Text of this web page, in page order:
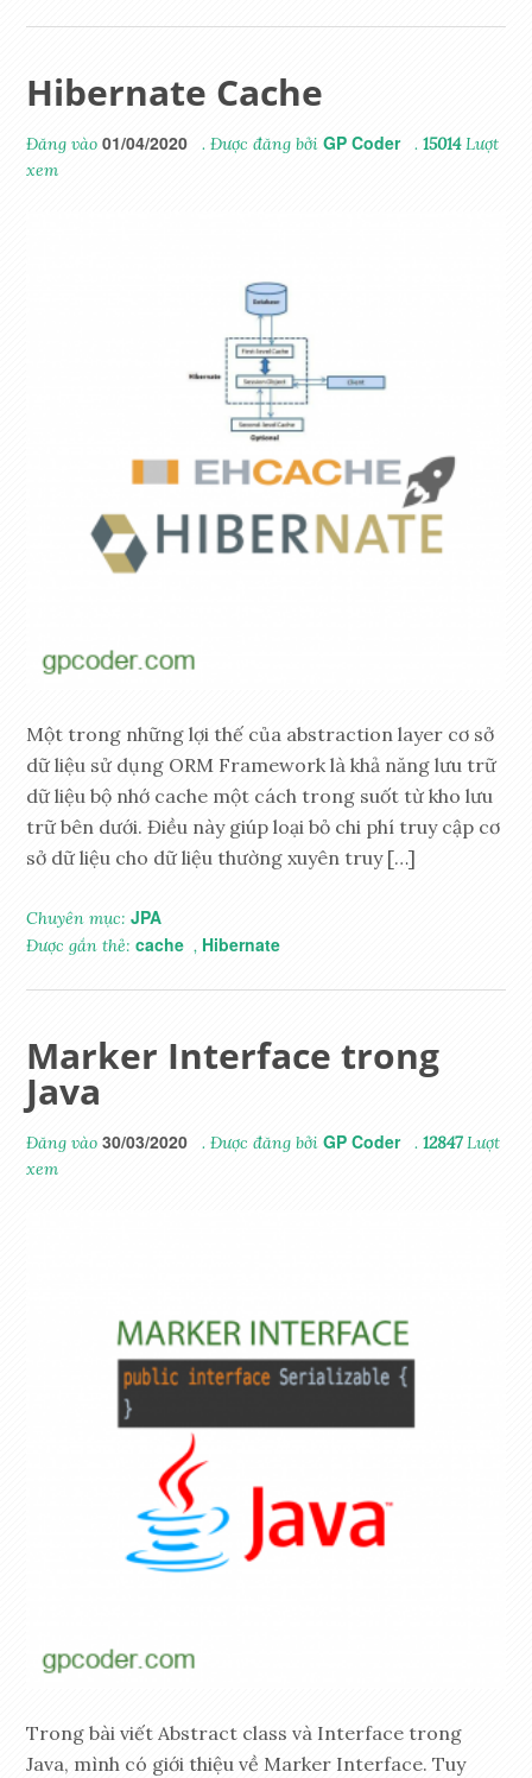
Hibernate Cache
Đăng vào01/04/2020 . Được đăng bởiGP Coder .15014Lượt
xem
Một trong những lợi thế của abstraction layer cơ sở
dữ liệu sử dụng ORM Framework là khả năng lưu trữ
dữ liệu bộ nhớ cache một cách trong suốt từ kho lưu
trữ bên dưới. Điều này giúp loại bỏ chi phí truy cập cơ
sở dữ liệu cho dữ liệu thường xuyên truy […]
Chuyên mục:JPA
Được gắn thẻ:cache , Hibernate
Marker Interface trong
Java
Đăng vào30/03/2020 . Được đăng bởiGP Coder .12847Lượt
xem
Trong bài viết Abstract class và Interface trong
Java, mình có giới thiệu về Marker Interface. Tuy